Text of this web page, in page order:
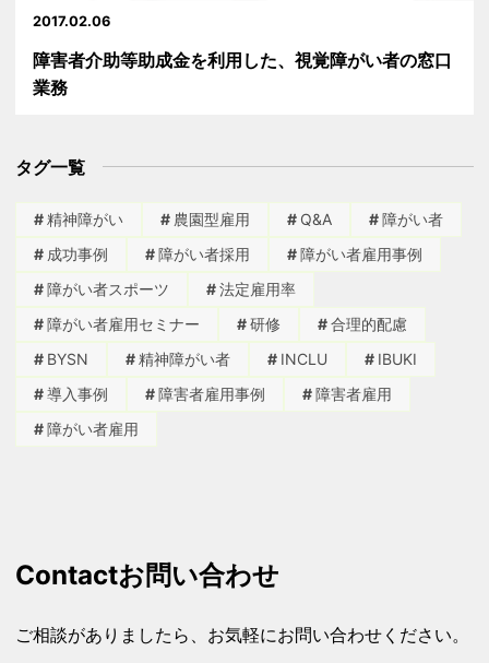
2017.02.06
障害者介助等助成金を利用した、視覚障がい者の窓口
業務
タグ一覧
精神障がい 農園型雇用 Q&A
障がい者
成功事例
障がい者採用
障がい者雇用事例
障がい者スポーツ
法定雇用率
障がい者雇用セミナー
研修
合理的配慮
BYSN
精神障がい者 INCLU
IBUKI
導入事例
障害者雇用事例
障害者雇用
障がい者雇用
Contactお問い合わせ
ご相談がありましたら、お気軽にお問い合わせください。